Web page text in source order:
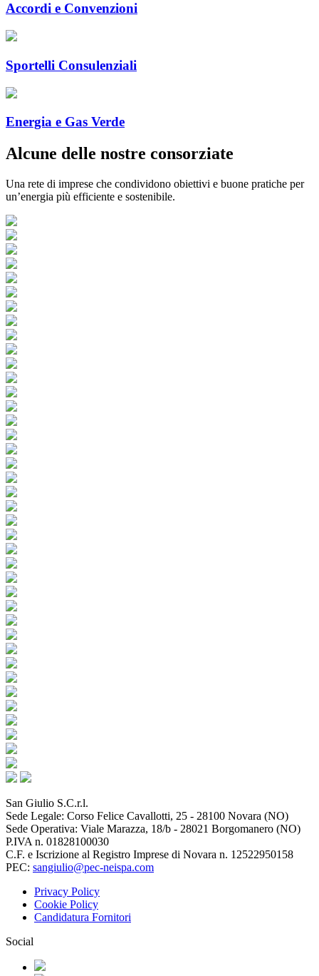
Accordi e Convenzioni
Sportelli Consulenziali
Energia e Gas Verde
Alcune delle nostre consorziate
Una rete di imprese che condividono obiettivi e buone pratiche per
un’energia più efficiente e sostenibile.
San Giulio S.C.r.l.
Sede Legale: Corso Felice Cavallotti, 25 - 28100 Novara (NO)
Sede Operativa: Viale Marazza, 18/b - 28021 Borgomanero (NO)
P.IVA n. 01828100030
C.F. e Iscrizione al Registro Imprese di Novara n. 12522950158
PEC: sangiulio@pec-neispa.com
Privacy Policy
Cookie Policy
Candidatura Fornitori
Social